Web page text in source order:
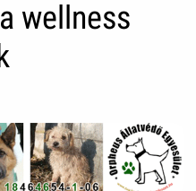
wellness